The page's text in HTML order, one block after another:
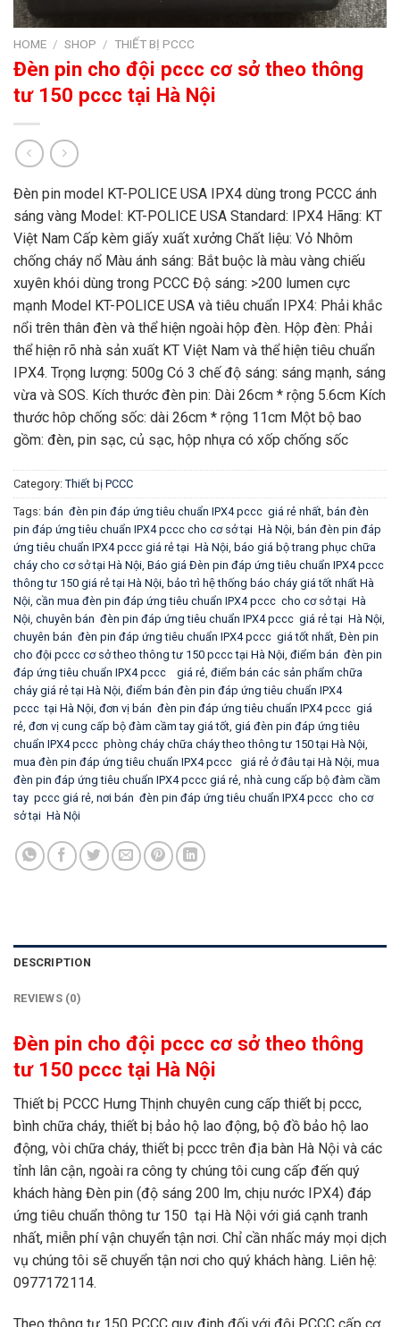
HOME / SHOP / THIẾT BỊ PCCC
Đèn pin cho đội pccc cơ sở theo thông
tư 150 pccc tại Hà Nội
Đèn pin model KT-POLICE USA IPX4 dùng trong PCCC ánh
sáng vàng Model: KT-POLICE USA Standard: IPX4 Hãng: KT
Việt Nam Cấp kèm giấy xuất xưởng Chất liệu: Vỏ Nhôm
chống cháy nổ Màu ánh sáng: Bắt buộc là màu vàng chiếu
xuyên khói dùng trong PCCC Độ sáng: >200 lumen cực
mạnh Model KT-POLICE USA và tiêu chuẩn IPX4: Phải khắc
nổi trên thân đèn và thể hiện ngoài hộp đèn. Hộp đèn: Phải
thể hiện rõ nhà sản xuất KT Việt Nam và thể hiện tiêu chuẩn
IPX4. Trọng lượng: 500g Có 3 chế độ sáng: sáng mạnh, sáng
vừa và SOS. Kích thước đèn pin: Dài 26cm * rộng 5.6cm Kích
thước hôp chống sốc: dài 26cm * rộng 11cm Một bộ bao
gồm: đèn, pin sạc, củ sạc, hộp nhựa có xốp chống sốc
Category: Thiết bị PCCC
Tags: bán đèn pin đáp ứng tiêu chuẩn IPX4 pccc giá rẻ nhất bán đèn
pin đáp ứng tiêu chuẩn IPX4 pccc cho cơ sở tại Hà Nội bán đèn pin đáp
ứng tiêu chuẩn IPX4 pccc giá rẻ tại Hà Nội báo giá bộ trang phục chữa
cháy cho cơ sở tại Hà Nội Báo giá Đèn pin đáp ứng tiêu chuẩn IPX4 pccc
thông tư 150 giá rẻ tại Hà Nội bảo trì hệ thống báo cháy giá tốt nhất Hà
Nội cần mua đèn pin đáp ứng tiêu chuẩn IPX4 pccc cho cơ sở tại Hà
Nội chuyên bán đèn pin đáp ứng tiêu chuẩn IPX4 pccc giá rẻ tại Hà Nội
chuyên bán đèn pin đáp ứng tiêu chuẩn IPX4 pccc giá tốt nhất Đèn pin
cho đội pccc cơ sở theo thông tư 150 pccc tại Hà Nội điểm bán đèn pin
đáp ứng tiêu chuẩn IPX4 pccc giá rẻ điểm bán các sản phẩm chữa
cháy giá rẻ tại Hà Nội điểm bán đèn pin đáp ứng tiêu chuẩn IPX4
pccc tại Hà Nội đơn vị bán đèn pin đáp ứng tiêu chuẩn IPX4 pccc giá
rẻ đơn vị cung cấp bộ đàm cầm tay giá tốt giá đèn pin đáp ứng tiêu
chuẩn IPX4 pccc phòng cháy chữa cháy theo thông tư 150 tại Hà Nội
mua đèn pin đáp ứng tiêu chuẩn IPX4 pccc giá rẻ ở đâu tại Hà Nội mua
đèn pin đáp ứng tiêu chuẩn IPX4 pccc giá rẻ nhà cung cấp bộ đàm cầm
tay pccc giá rẻ nơi bán đèn pin đáp ứng tiêu chuẩn IPX4 pccc cho cơ
sở tại Hà Nội
DESCRIPTION
REVIEWS (0)
Đèn pin cho đội pccc cơ sở theo thông
tư 150 pccc tại Hà Nội
Thiết bị PCCC Hưng Thịnh chuyên cung cấp thiết bị pccc,
bình chữa cháy, thiết bị bảo hộ lao động, bộ đồ bảo hộ lao
động, vòi chữa cháy, thiết bị pccc trên địa bàn Hà Nội và các
tỉnh lân cận, ngoài ra công ty chúng tôi cung cấp đến quý
khách hàng Đèn pin (độ sáng 200 lm, chịu nước IPX4) đáp
ứng tiêu chuẩn thông tư 150 tại Hà Nội với giá cạnh tranh
nhất, miễn phí vận chuyển tận nơi. Chỉ cần nhấc máy mọi dịch
vụ chúng tôi sẽ chuyển tận nơi cho quý khách hàng. Liên hệ:
0977172114.